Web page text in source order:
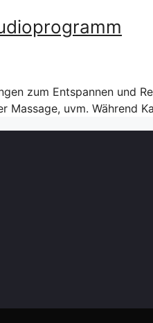
zum Entspannen und
Massage, uvm. Während